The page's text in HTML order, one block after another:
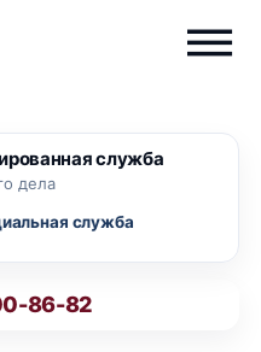
86-82
служба
дела